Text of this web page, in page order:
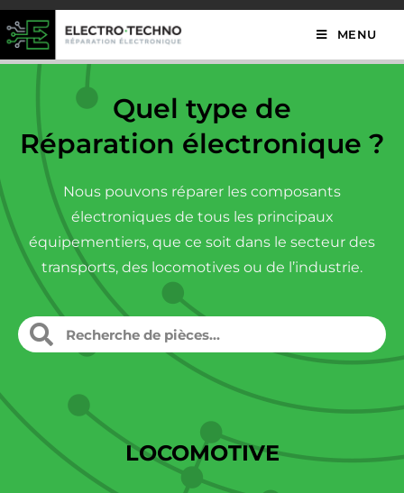
MENU
Quel type de
Réparation électronique ?
Nous pouvons réparer les composants
électroniques de tous les principaux
équipementiers, que ce soit dans le secteur des
transports, des locomotives ou de l’industrie.
LOCOMOTIVE